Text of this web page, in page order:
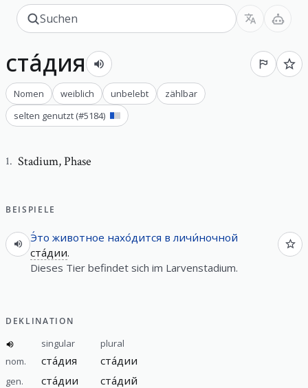
ста́дия
Nomen weiblich unbelebt
zählbar
selten genutzt (#5184)
1. Stadium,Phase
BEISPIELE
Э́то животное нахо́дится в личи́ночной
ста́дии.
Dieses Tier befindet sich im Larvenstadium.
DEKLINATION
singular
plural
nom.
ста́дия ста́дии
gen. ста́дии ста́дий